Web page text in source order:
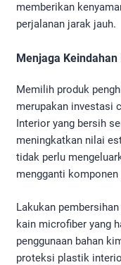
memberikan
perjalanan jarak jauh.
Menjaga
Memilih produk
merupakan investasi
Interior yang bersih
meningkatkan nilai
tidak perlu
mengganti
Lakukan
kain microfiber yang
penggunaan bahan
proteksi plastik